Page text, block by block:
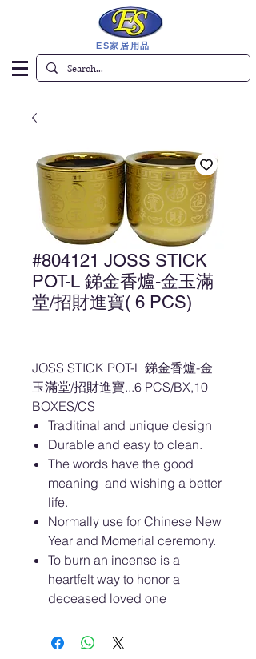
ES家居用品
#804121 JOSS STICK
POT-L 銻金香爐-金玉滿
堂/招財進寶( 6 PCS)
JOSS STICK POT-L 銻金香爐-金
玉滿堂/招財進寶...6 PCS/BX,10
BOXES/CS
Traditinal and unique design
Durable and easy to clean.
The words have the good
meaning and wishing a better
life.
Normally use for Chinese New
Year and Momerial ceremony.
To burn an incense is a
heartfelt way to honor a
deceased loved one